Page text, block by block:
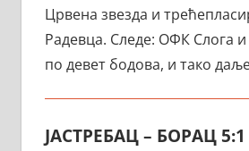
Црвена звезда и
Радевца. Следе: ОФК Слога
по девет бодова, и тако
ЈАСТРЕБАЦ – БОРАЦ 5:1